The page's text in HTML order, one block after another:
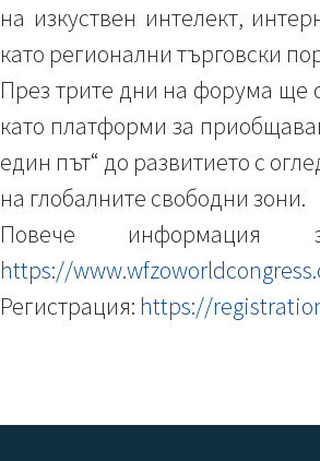
на изкуствен интелект,
като регионални търговски
През трите дни на форума ще
като платформи за
един път“ до развитието с
на глобалните свободни зони.
Повече
https://
Регистрация: https://